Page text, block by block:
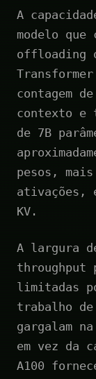
A
modelo que
offloading
contagem
contexto e
de 7B
pesos,
ativações,
KV.
A largura
throughput
limitadas
trabalho
gargalam
em vez da
A100